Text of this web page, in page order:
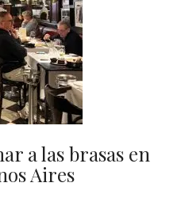
a las brasas en
Aires